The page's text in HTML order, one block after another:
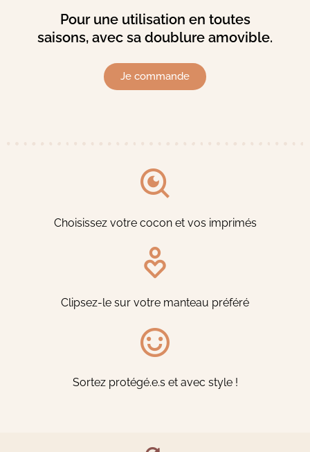
Pour une utilisation en toutes
saisons, avec sa doublure amovible.
Je commande
Choisissez votre cocon et vos imprimés
Clipsez-le sur votre manteau préféré
Sortez protégé.e.s et avec style !